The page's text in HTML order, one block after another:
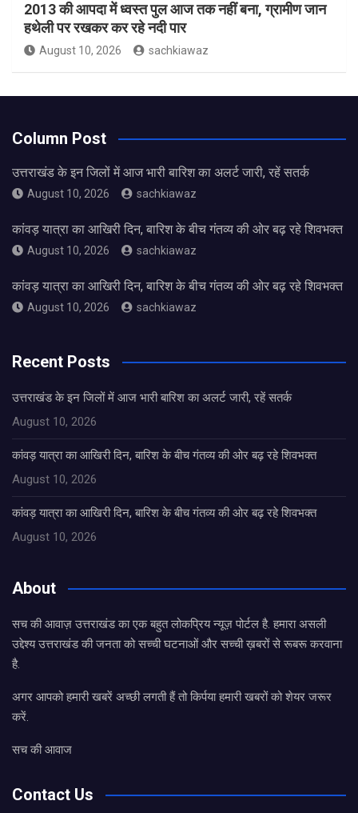
2013 की आपदा में ध्वस्त पुल आज तक नहीं बना, ग्रामीण जान
हथेली पर रखकर कर रहे नदी पार
August 10, 2026 sachkiawaz
Column Post
उत्तराखंड के इन जिलों में आज भारी बारिश का अलर्ट जारी, रहें सतर्क
August 10, 2026 sachkiawaz
कांवड़ यात्रा का आखिरी दिन, बारिश के बीच गंतव्य की ओर बढ़ रहे शिवभक्त
August 10, 2026 sachkiawaz
कांवड़ यात्रा का आखिरी दिन, बारिश के बीच गंतव्य की ओर बढ़ रहे शिवभक्त
August 10, 2026 sachkiawaz
Recent Posts
उत्तराखंड के इन जिलों में आज भारी बारिश का अलर्ट जारी, रहें सतर्क
August 10, 2026
कांवड़ यात्रा का आखिरी दिन, बारिश के बीच गंतव्य की ओर बढ़ रहे शिवभक्त
August 10, 2026
कांवड़ यात्रा का आखिरी दिन, बारिश के बीच गंतव्य की ओर बढ़ रहे शिवभक्त
August 10, 2026
About
सच की आवाज़ उत्तराखंड का एक बहुत लोकप्रिय न्यूज़ पोर्टल है. हमारा असली
उद्देश्य उत्तराखंड की जनता को सच्ची घटनाओं और सच्ची ख़बरों से रूबरू करवाना
है.
अगर आपको हमारी खबरें अच्छी लगती हैं तो किर्पया हमारी खबरों को शेयर जरूर
करें.
सच की आवाज
Contact Us